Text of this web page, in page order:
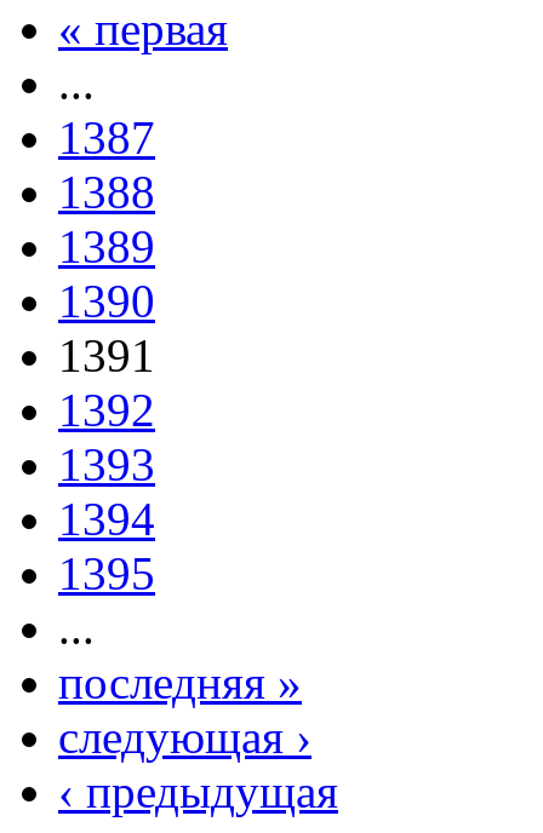
« первая
...
1387
1388
1389
1390
1391
1392
1393
1394
1395
...
последняя »
следующая ›
‹ предыдущая